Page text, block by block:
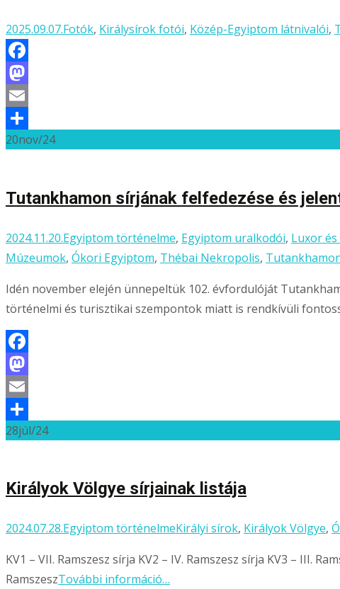
2025.09.07.Fotók, Királysírok fotói, Közép-Egyiptom látnivalói,
Facebook
Mastodon
Email
Ossza
20nov/24
Tutankhamon sírjának felfedezése és
2024.11.20.Egyiptom történelme, Egyiptom uralkodói, Luxor
Múzeumok, Ókori Egyiptom, Thébai Nekropolis,
Idén november elején ünnepeltük 102. évfordulóját
történelmi és turisztikai szempontok miatt is rendkívüli
Facebook
Mastodon
Email
Ossza
28júl/24
Királyok Völgye sírjainak listája
2024.07.28.Egyiptom történelmeKirályi sírok, Királyok Völgye,
KV1 – VII. Ramszesz sírja KV2 – IV. Ramszesz sírja KV3 – III.
RamszeszTovábbi információ…